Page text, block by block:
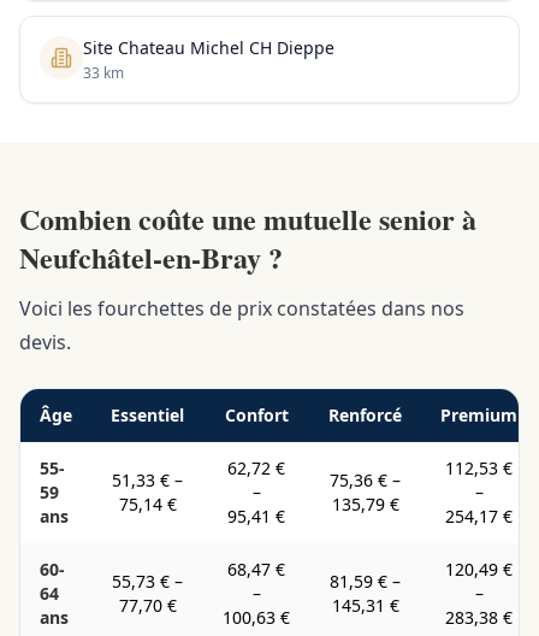
Site Chateau Michel CH Dieppe
33 km
Combien coûte une mutuelle senior à
Neufchâtel-en-Bray ?
Voici les fourchettes de prix constatées dans nos
devis.
Âge Essentiel Confort Renforcé Premium
55-
59
ans
51,33 € –
75,14 €
62,72 €
–
95,41 €
75,36 € –
135,79 €
112,53 €
–
254,17 €
60-
64
ans
55,73 € –
77,70 €
68,47 €
–
100,63 €
81,59 € –
145,31 €
120,49 €
–
283,38 €